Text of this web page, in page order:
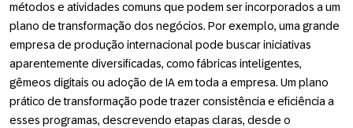
métodos e atividades comuns que podem ser incorporados a um
plano de transformação dos negócios. Por exemplo, uma grande
empresa de produção internacional pode buscar iniciativas
aparentemente diversificadas, como fábricas inteligentes,
gêmeos digitais ou adoção de IA em toda a empresa. Um plano
prático de transformação pode trazer consistência e eficiência a
esses programas, descrevendo etapas claras, desde o